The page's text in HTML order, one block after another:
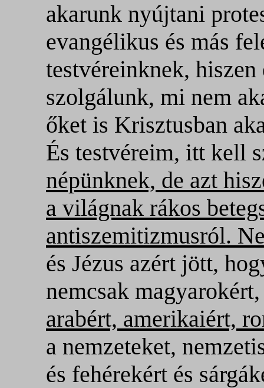
akarunk nyújtani
evangélikus és más
testvéreinknek,
szolgálunk, mi nem
őket is Krisztusban
És testvéreim, itt kell
népünknek, de azt
a világnak rákos
antiszemitizmusról.
és Jézus azért jött,
nemcsak
arabért, amerikaiért,
a nemzeteket,
és fehérekért és